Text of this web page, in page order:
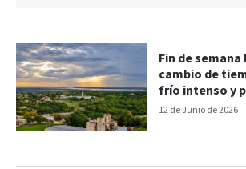
12 de Junio de 2026
Fin de
cambio de
frío intenso y
en Entre Ríos